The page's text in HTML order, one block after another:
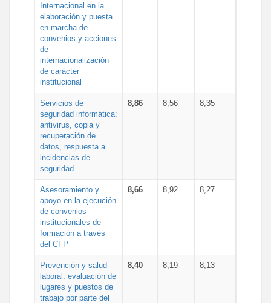
Internacional en la
elaboración y puesta
en marcha de
convenios y acciones
de
internacionalización
de carácter
institucional
Servicios de
seguridad informática:
antivirus, copia y
recuperación de
datos, respuesta a
incidencias de
seguridad...
8,86 8,56 8,35
Asesoramiento y
apoyo en la ejecución
de convenios
institucionales de
formación a través
del CFP
8,66 8,92 8,27
Prevención y salud
laboral: evaluación de
lugares y puestos de
trabajo por parte del
8,40 8,19 8,13